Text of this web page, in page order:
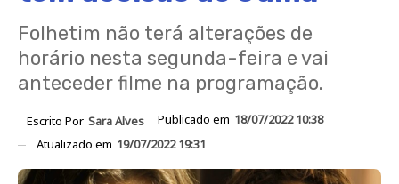
Folhetim não terá alterações de
horário nesta segunda-feira e vai
anteceder filme na programação.
Escrito Por Sara Alves Publicado em 18/07/2022 10:38
Atualizado em 19/07/2022 19:31